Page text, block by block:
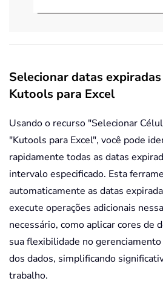
Selecionar datas
Kutools para Excel
Usando o recurso "Selecionar
"Kutools para Excel", você pode
rapidamente todas as datas
intervalo especificado. Esta
automaticamente as datas
execute operações adicionais
necessário, como aplicar cores de
sua flexibilidade no
dos dados, simplificando
trabalho.